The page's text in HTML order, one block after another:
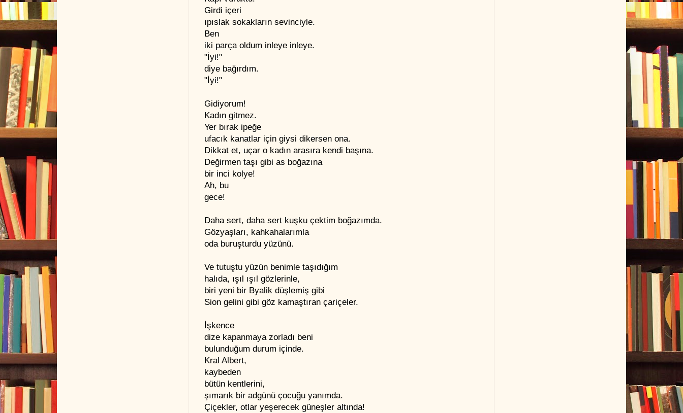
Girdi içeri
ıpıslak sokakların sevinciyle.
Ben
iki parça oldum inleye inleye.
"İyi!"
diye bağırdım.
"İyi!"
Gidiyorum!
Kadın gitmez.
Yer bırak ipeğe
ufacık kanatlar için giysi dikersen ona.
Dikkat et, uçar o kadın arasıra kendi başına.
Değirmen taşı gibi as boğazına
bir inci kolye!
Ah, bu
gece!
Daha sert, daha sert kuşku çektim boğazımda.
Gözyaşları, kahkahalarımla
oda buruşturdu yüzünü.
Ve tutuştu yüzün benimle taşıdığım
halıda, ışıl ışıl gözlerinle,
biri yeni bir Byalik düşlemiş gibi
Sion gelini gibi göz kamaştıran çariçeler.
İşkence
dize kapanmaya zorladı beni
bulunduğum durum içinde.
Kral Albert,
kaybeden
bütün kentlerini,
şımarık bir adgünü çocuğu yanımda.
Çiçekler, otlar yeşerecek güneşler altında!